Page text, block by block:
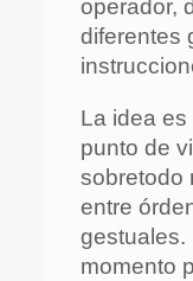
operador,
diferentes
La idea
punto de
sobretodo
entre
gestuales.
momento